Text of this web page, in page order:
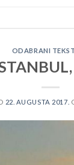
ODABRANI
22. AUGUSTA 2017.